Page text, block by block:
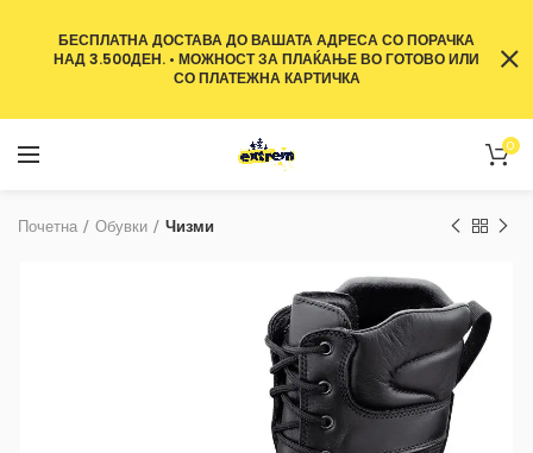
0
Почетна Обувки Чизми
БЕСПЛАТНА ДОСТАВА ДО ВАШАТА АДРЕСА СО ПОРАЧКА
НАД 3.500ДЕН. • МОЖНОСТ ЗА ПЛАЌАЊЕ ВО ГОТОВО ИЛИ
СО ПЛАТЕЖНА КАРТИЧКА